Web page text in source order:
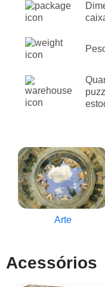
Arte
Acessórios